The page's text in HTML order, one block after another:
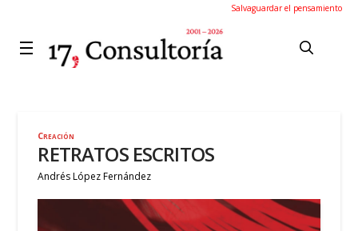
Salvaguardar el pensamiento
Creación
RETRATOS ESCRITOS
Andrés López Fernández